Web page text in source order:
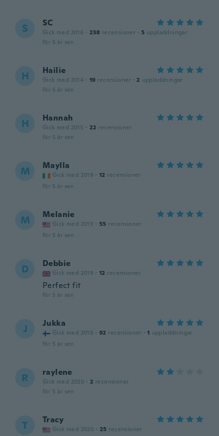
S SC
Gick med 2016 · 238 recensioner · 5 uppladdningar
för 5 år sen
H Hailie
Gick med 2014 · 19 recensioner · 2 uppladdningar
för 5 år sen
H Hannah
Gick med 2015 · 22 recensioner
för 5 år sen
M Maylla
Gick med 2019 · 12 recensioner
för 5 år sen
M Melanie
Gick med 2019 · 55 recensioner
för 5 år sen
D Debbie
Gick med 2019 · 12 recensioner
Perfect fit
för 5 år sen
J Jukka
Gick med 2018 · 92 recensioner · 1 uppladdningar
för 5 år sen
R raylene
Gick med 2020 · 2 recensioner
för 5 år sen
T Tracy
Gick med 2020 · 25 recensioner